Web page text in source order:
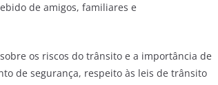
de amigos, familiares e
os riscos do trânsito e a importância de
de segurança, respeito às leis de trânsito